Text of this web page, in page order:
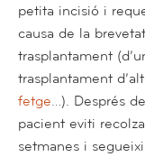
petita incisió i
causa de la
trasplantament
trasplantament
fetge…). Després
pacient eviti
setmanes i